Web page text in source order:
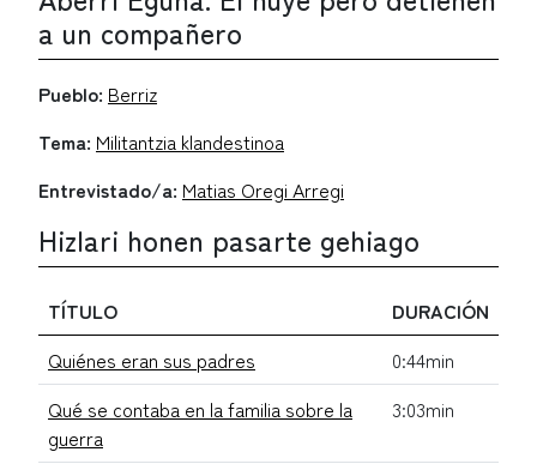
a un compañero
Pueblo: Berriz
Tema: Militantzia klandestinoa
Entrevistado/a: Matias Oregi Arregi
Hizlari honen pasarte gehiago
TÍTULO
DURACIÓN
Quiénes eran sus padres
0:44min
Qué se contaba en la familia sobre la
guerra
3:03min